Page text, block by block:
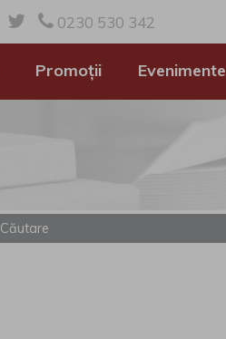
0230 530 342
Promoții Evenimente
Căutare